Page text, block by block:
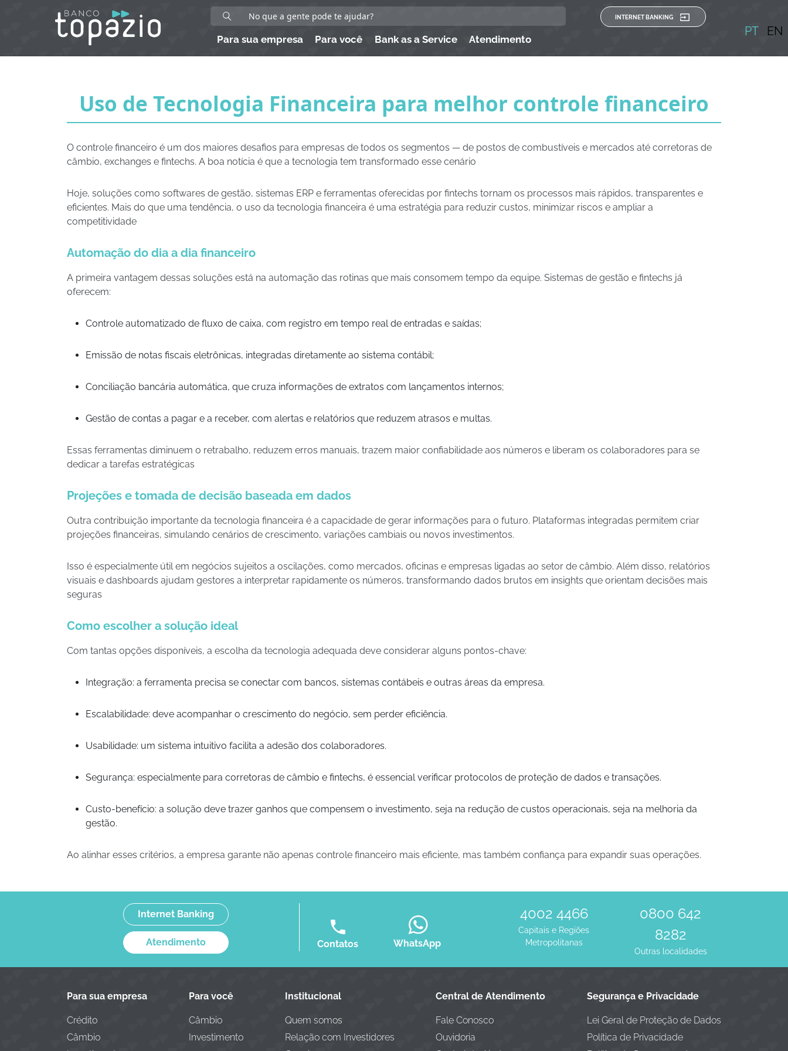
INTERNET BANKING
Para sua empresa Para você Bank as a Service Atendimento
Uso de Tecnologia Financeira para melhor controle financeiro
O controle financeiro é um dos maiores desafios para empresas de todos os segmentos — de postos de combustíveis e mercados até corretoras de
câmbio, exchanges e fintechs. A boa notícia é que a tecnologia tem transformado esse cenário
Hoje, soluções como softwares de gestão, sistemas ERP e ferramentas oferecidas por fintechs tornam os processos mais rápidos, transparentes e
eficientes. Mais do que uma tendência, o uso da tecnologia financeira é uma estratégia para reduzir custos, minimizar riscos e ampliar a
competitividade
Automação do dia a dia financeiro
A primeira vantagem dessas soluções está na automação das rotinas que mais consomem tempo da equipe. Sistemas de gestão e fintechs já
oferecem:
Controle automatizado de fluxo de caixa, com registro em tempo real de entradas e saídas;
Emissão de notas fiscais eletrônicas, integradas diretamente ao sistema contábil;
Conciliação bancária automática, que cruza informações de extratos com lançamentos internos;
Gestão de contas a pagar e a receber, com alertas e relatórios que reduzem atrasos e multas.
Essas ferramentas diminuem o retrabalho, reduzem erros manuais, trazem maior confiabilidade aos números e liberam os colaboradores para se
dedicar a tarefas estratégicas
Projeções e tomada de decisão baseada em dados
Outra contribuição importante da tecnologia financeira é a capacidade de gerar informações para o futuro. Plataformas integradas permitem criar
projeções financeiras, simulando cenários de crescimento, variações cambiais ou novos investimentos.
Isso é especialmente útil em negócios sujeitos a oscilações, como mercados, oficinas e empresas ligadas ao setor de câmbio. Além disso, relatórios
visuais e dashboards ajudam gestores a interpretar rapidamente os números, transformando dados brutos em insights que orientam decisões mais
seguras
Como escolher a solução ideal
Com tantas opções disponíveis, a escolha da tecnologia adequada deve considerar alguns pontos-chave:
Integração: a ferramenta precisa se conectar com bancos, sistemas contábeis e outras áreas da empresa.
Escalabilidade: deve acompanhar o crescimento do negócio, sem perder eficiência.
Usabilidade: um sistema intuitivo facilita a adesão dos colaboradores.
Segurança: especialmente para corretoras de câmbio e fintechs, é essencial verificar protocolos de proteção de dados e transações.
Custo-benefício: a solução deve trazer ganhos que compensem o investimento, seja na redução de custos operacionais, seja na melhoria da
gestão.
Ao alinhar esses critérios, a empresa garante não apenas controle financeiro mais eficiente, mas também confiança para expandir suas operações.
Internet Banking
Atendimento Contatos WhatsApp
4002 4466
Capitais e Regiões
Metropolitanas
0800 642
8282
Outras localidades
Para sua empresa
Crédito
Câmbio
Para você
Câmbio
Investimento
Institucional
Quem somos
Relação com Investidores
Central de Atendimento
Fale Conosco
Ouvidoria
Segurança e Privacidade
Lei Geral de Proteção de Dados
Política de Privacidade
PT EN